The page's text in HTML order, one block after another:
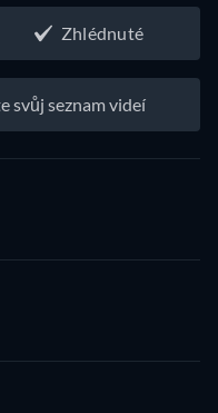
Zhlédnuté
svůj seznam videí